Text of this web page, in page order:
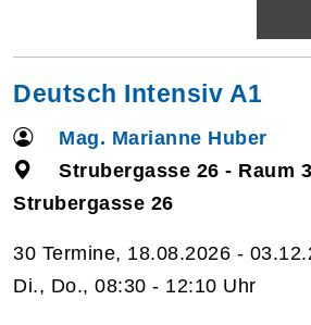
Deutsch Intensiv A1
Mag. Marianne Huber
Strubergasse 26 - Raum
Strubergasse 26
30 Termine, 18.08.2026 -
Di., Do., 08:30 - 12:10 Uhr